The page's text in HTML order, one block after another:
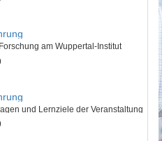
am Wuppertal-Institut
und Lernziele der Veranstaltung